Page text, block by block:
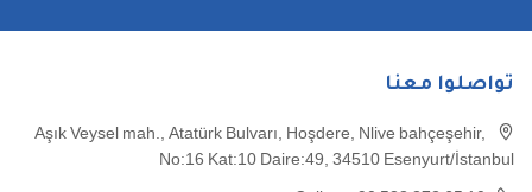
تواصلوا معنا
Aşık Veysel mah., Atatürk Bulvarı, Hoşdere, Nlive bahçeşehir,
No:16 Kat:10 Daire:49, 34510 Esenyurt/İstanbul